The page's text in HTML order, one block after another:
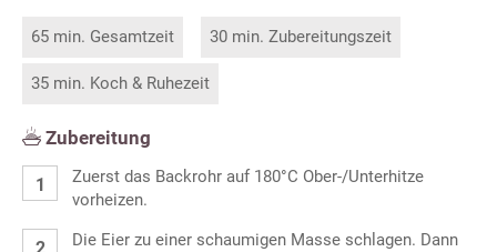
65 min. Gesamtzeit 30 min. Zubereitungszeit
35 min. Koch & Ruhezeit
Zubereitung
Zuerst das Backrohr auf 180°C Ober-/Unterhitze
vorheizen.
Die Eier zu einer schaumigen Masse schlagen. Dann